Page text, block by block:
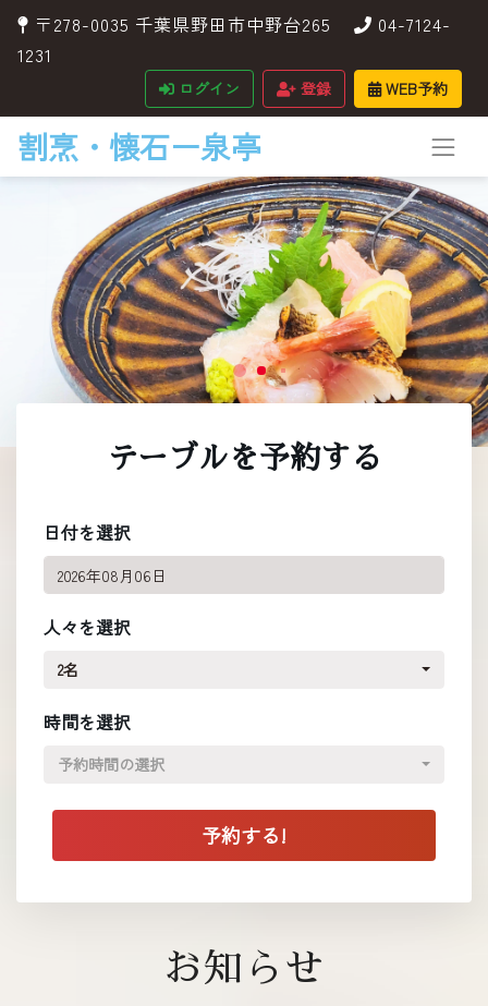
〒278-0035 千葉県野田市中野台265
04-7124-
1231
ログイン 登録 WEB予約
割烹・懐石ー泉亭
テーブルを予約する
日付を選択
人々を選択
2名
時間を選択
予約時間の選択
お知らせ